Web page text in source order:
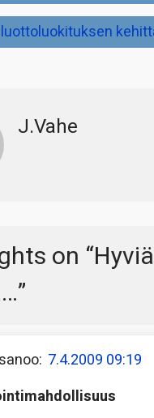
J.Vahe
on “Hyviä
”
sanoo: 7.4.2009 09:19